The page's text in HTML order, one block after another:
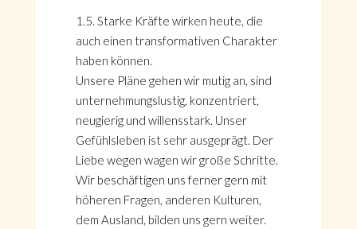
1.5. Starke Kräfte wirken heute, die
auch einen transformativen Charakter
haben können.
Unsere Pläne gehen wir mutig an, sind
unternehmungslustig, konzentriert,
neugierig und willensstark. Unser
Gefühlsleben ist sehr ausgeprägt. Der
Liebe wegen wagen wir große Schritte.
Wir beschäftigen uns ferner gern mit
höheren Fragen, anderen Kulturen,
dem Ausland, bilden uns gern weiter.